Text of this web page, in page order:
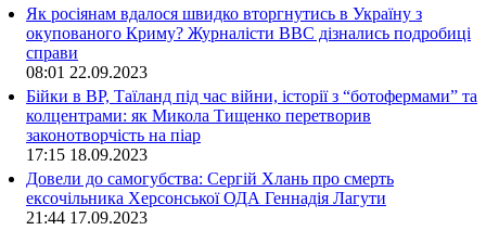
Як росіянам вдалося швидко вторгнутись в Україну з
окупованого Криму? Журналісти ВВС дізнались подробиці
справи
08:01 22.09.2023
Бійки в ВР, Таїланд під час війни, історії з “ботофермами” та
колцентрами: як Микола Тищенко перетворив
законотворчість на піар
17:15 18.09.2023
Довели до самогубства: Сергій Хлань про смерть
ексочільника Херсонської ОДА Геннадія Лагути
21:44 17.09.2023